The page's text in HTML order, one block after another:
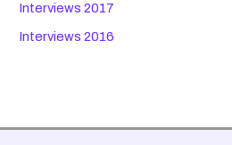
Interviews 2017
Interviews 2016